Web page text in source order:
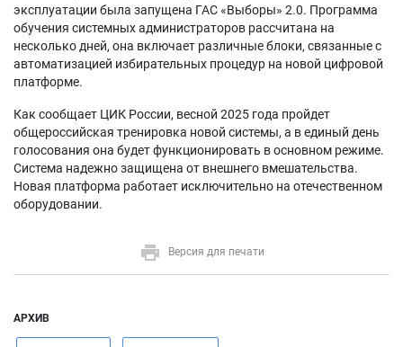
эксплуатации была запущена ГАС «Выборы» 2.0. Программа
обучения системных администраторов рассчитана на
несколько дней, она включает различные блоки, связанные с
автоматизацией избирательных процедур на новой цифровой
платформе.
Как сообщает ЦИК России, весной 2025 года пройдет
общероссийская тренировка новой системы, а в единый день
голосования она будет функционировать в основном режиме.
Система надежно защищена от внешнего вмешательства.
Новая платформа работает исключительно на отечественном
оборудовании.
Версия для печати
АРХИВ